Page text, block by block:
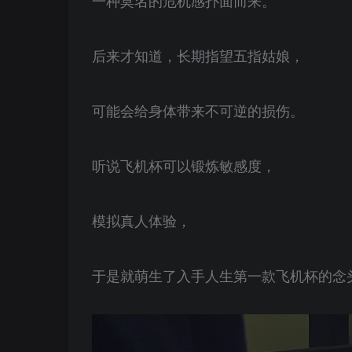
后来才知道，长期指望五指姑娘，
可能会给身体带来不可逆的损伤。
听说飞机杯可以锻炼敏感度，
模拟真人体验，
于是就萌生了入手人生第一款飞机杯的念